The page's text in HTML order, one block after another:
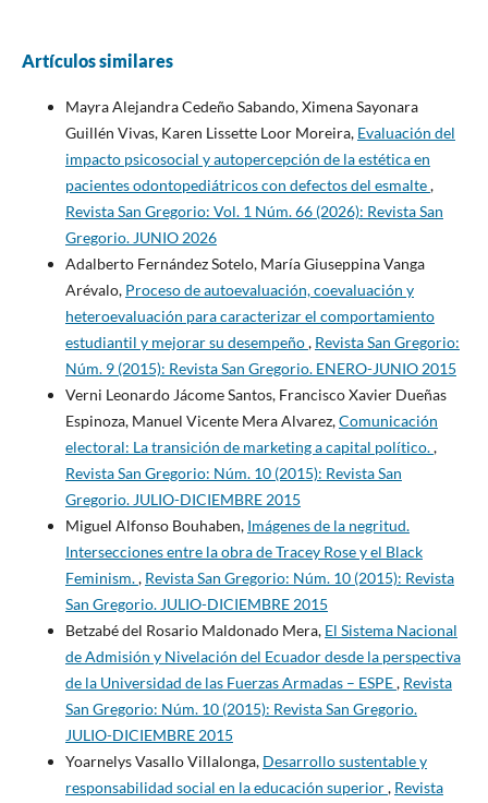
Artículos similares
Mayra Alejandra Cedeño Sabando, Ximena Sayonara
Guillén Vivas, Karen Lissette Loor Moreira, Evaluación del
impacto psicosocial y autopercepción de la estética en
pacientes odontopediátricos con defectos del esmalte,
Revista San Gregorio: Vol. 1 Núm. 66 (2026): Revista San
Gregorio. JUNIO 2026
Adalberto Fernández Sotelo, María Giuseppina Vanga
Arévalo, Proceso de autoevaluación, coevaluación y
heteroevaluación para caracterizar el comportamiento
estudiantil y mejorar su desempeño, Revista San Gregorio:
Núm. 9 (2015): Revista San Gregorio. ENERO-JUNIO 2015
Verni Leonardo Jácome Santos, Francisco Xavier Dueñas
Espinoza, Manuel Vicente Mera Alvarez,Comunicación
electoral: La transición de marketing a capital político.,
Revista San Gregorio: Núm. 10 (2015): Revista San
Gregorio. JULIO-DICIEMBRE 2015
Miguel Alfonso Bouhaben, Imágenes de la negritud.
Intersecciones entre la obra de Tracey Rose y el Black
Feminism., Revista San Gregorio: Núm. 10 (2015): Revista
San Gregorio. JULIO-DICIEMBRE 2015
Betzabé del Rosario Maldonado Mera, El Sistema Nacional
de Admisión y Nivelación del Ecuador desde la perspectiva
de la Universidad de las Fuerzas Armadas – ESPE, Revista
San Gregorio: Núm. 10 (2015): Revista San Gregorio.
JULIO-DICIEMBRE 2015
Yoarnelys Vasallo Villalonga, Desarrollo sustentable y
responsabilidad social en la educación superior, Revista